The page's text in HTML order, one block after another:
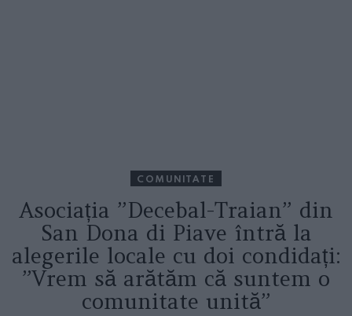
COMUNITATE
Asociația ”Decebal-Traian” din
San Dona di Piave întră la
alegerile locale cu doi condidați:
”Vrem să arătăm că suntem o
comunitate unită”